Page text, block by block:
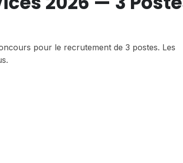
pour le recrutement de 3 postes. Les